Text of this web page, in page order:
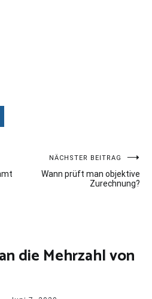
NÄCHSTER BEITRAG
Wann prüft man objektive
Zurechnung?
die Mehrzahl von